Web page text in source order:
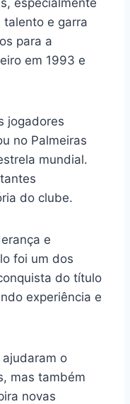
e garra
para a
em 1993 e
jogadores
no Palmeiras
mundial.
do clube.
e
foi um dos
do título
experiência e
ajudaram o
mas também
novas